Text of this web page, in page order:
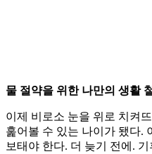
물 절약을 위한 나만의 생활
이제 비로소 눈을 위로 치켜
훑어볼 수 있는 나이가 됐다.
보태야 한다. 더 늦기 전에.